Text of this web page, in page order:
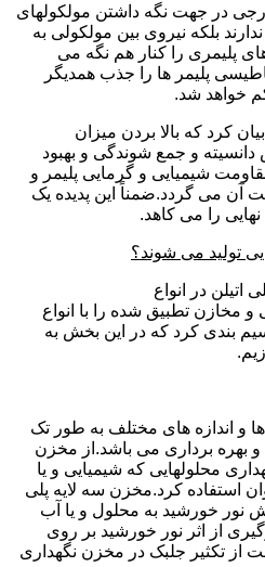
در جهت نگه داشتن مولکولهای
بلکه نیروی بین مولکولی به
پلیمری را کنار هم نگه می
پلیمر ها را جذب همدیگر
خواهد شد.
کرد که بالا بردن میزان
و جمع شوندگی و بهبود
شیمیایی و گرمایی پلیمر و
می گردد.ضمناً این پدیده یک
را می کاهد.
تولید می شوند؟
در انواع
مخازن تطبیق شده را با انواع
بندی کرد که در این بخش به
و اندازه های مختلف به طور تک
و بهره برداری می باشد.از مخزن
محلولهایی که شیمیایی و یا
استفاده کرد.مخزن سه لایه پلی
نور خورشید به محلول و یا آب
از اثر نور خورشید بر روی
از تکثیر جلبک در مخزن نگهداری